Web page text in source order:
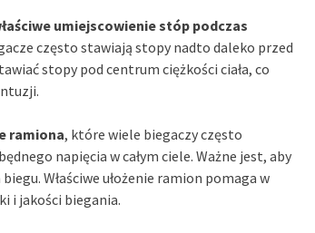
umiejscowienie stóp podczas
często stawiają stopy nadto daleko przed
stopy pod centrum ciężkości ciała, co
ramiona, które wiele biegaczy często
napięcia w całym ciele. Ważne jest, aby
Właściwe ułożenie ramion pomaga w
i jakości biegania.